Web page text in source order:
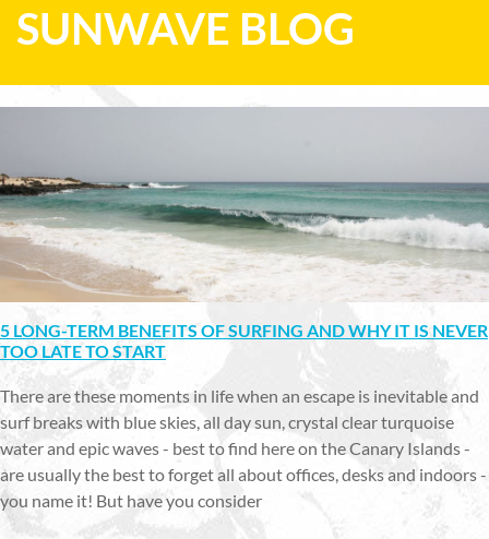
SUNWAVE BLOG
5 LONG-TERM BENEFITS OF SURFING AND WHY IT IS NEVER
TOO LATE TO START
There are these moments in life when an escape is inevitable and
surf breaks with blue skies, all day sun, crystal clear turquoise
water and epic waves - best to find here on the Canary Islands -
are usually the best to forget all about offices, desks and indoors -
you name it! But have you consider